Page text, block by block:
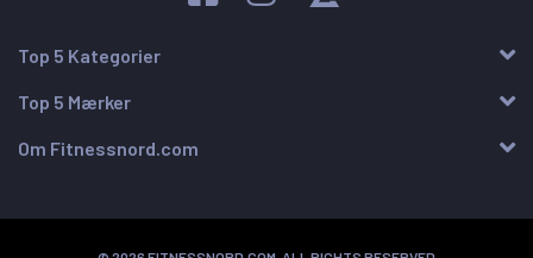
Top 5 Kategorier
Top 5 Mærker
Om Fitnessnord.com